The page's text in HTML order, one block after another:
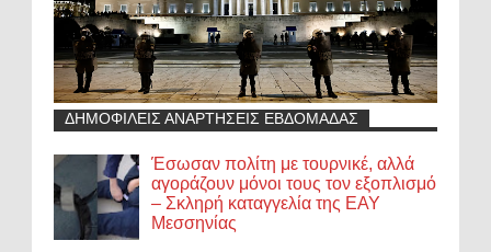
ΔΗΜΟΦΙΛΕΙΣ ΑΝΑΡΤΗΣΕΙΣ ΕΒΔΟΜΑΔΑΣ
Έσωσαν πολίτη με τουρνικέ, αλλά
αγοράζουν μόνοι τους τον εξοπλισμό
– Σκληρή καταγγελία της ΕΑΥ
Μεσσηνίας